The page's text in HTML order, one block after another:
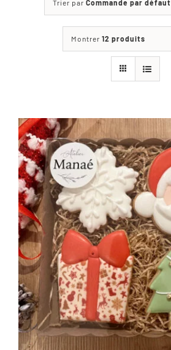
A propos de l’atelier
La Boutique
Blog
Nous contacter
Trier par Commande par défaut
Montrer 12 produits